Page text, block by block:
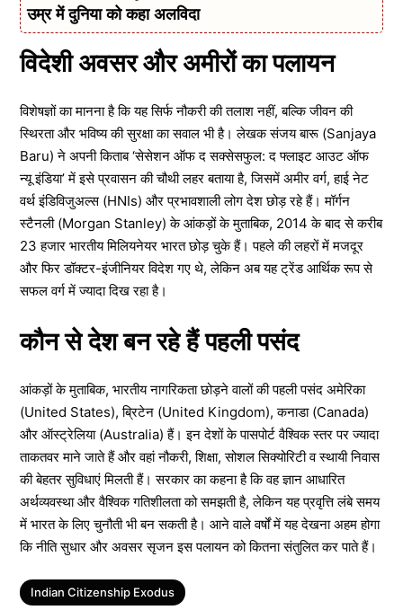
उम्र में दुनिया को कहा अलविदा
विदेशी अवसर और अमीरों का पलायन
विशेषज्ञों का मानना है कि यह सिर्फ नौकरी की तलाश नहीं, बल्कि जीवन की
स्थिरता और भविष्य की सुरक्षा का सवाल भी है। लेखक संजय बारू (Sanjaya
Baru) ने अपनी किताब ‘सेसेशन ऑफ द सक्सेसफुल: द फ्लाइट आउट ऑफ
न्यू इंडिया’ में इसे प्रवासन की चौथी लहर बताया है, जिसमें अमीर वर्ग, हाई नेट
वर्थ इंडिविजुअल्स (HNIs) और प्रभावशाली लोग देश छोड़ रहे हैं। मॉर्गन
स्टैनली (Morgan Stanley) के आंकड़ों के मुताबिक, 2014 के बाद से करीब
23 हजार भारतीय मिलियनेयर भारत छोड़ चुके हैं। पहले की लहरों में मजदूर
और फिर डॉक्टर-इंजीनियर विदेश गए थे, लेकिन अब यह ट्रेंड आर्थिक रूप से
सफल वर्ग में ज्यादा दिख रहा है।
कौन से देश बन रहे हैं पहली पसंद
आंकड़ों के मुताबिक, भारतीय नागरिकता छोड़ने वालों की पहली पसंद अमेरिका
(United States), ब्रिटेन (United Kingdom), कनाडा (Canada)
और ऑस्ट्रेलिया (Australia) हैं। इन देशों के पासपोर्ट वैश्विक स्तर पर ज्यादा
ताकतवर माने जाते हैं और वहां नौकरी, शिक्षा, सोशल सिक्योरिटी व स्थायी निवास
की बेहतर सुविधाएं मिलती हैं। सरकार का कहना है कि वह ज्ञान आधारित
अर्थव्यवस्था और वैश्विक गतिशीलता को समझती है, लेकिन यह प्रवृत्ति लंबे समय
में भारत के लिए चुनौती भी बन सकती है। आने वाले वर्षों में यह देखना अहम होगा
कि नीति सुधार और अवसर सृजन इस पलायन को कितना संतुलित कर पाते हैं।
Tags
Indian Citizenship Exodus